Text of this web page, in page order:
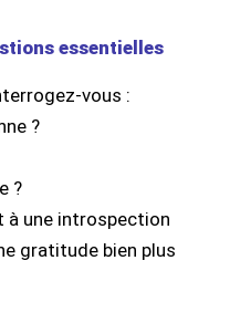
essentielles
vous :
?
?
à une introspection
gratitude bien plus